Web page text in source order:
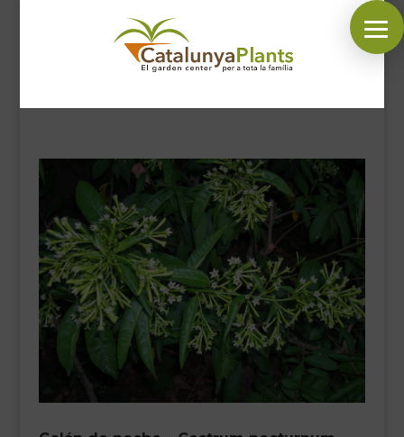
SÍGUENOS EN:
COMPLEMENTOS JARDÍN
MASCOTAS
DECORACIÓN
HORARIO GARDEN
CONTACTAR